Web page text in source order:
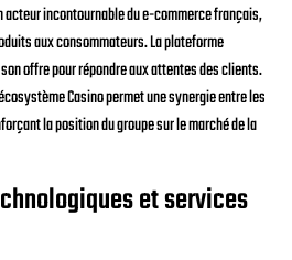
incontournable du e-commerce français,
aux consommateurs. La plateforme
offre pour répondre aux attentes des clients.
Casino permet une synergie entre les
la position du groupe sur le marché de la
et services